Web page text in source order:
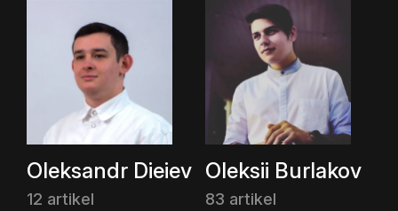
Oleksandr Dieiev
12 artikel
Oleksii Burlakov
83 artikel